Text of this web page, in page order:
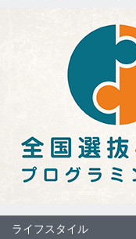
ライフスタイル